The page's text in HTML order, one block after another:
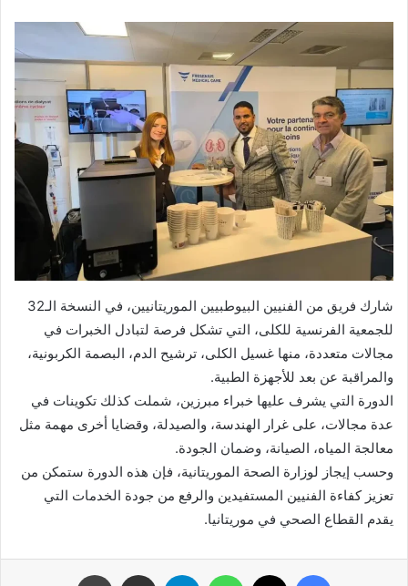
شارك فريق من الفنيين البيوطبيين الموريتانيين، في النسخة الـ32
للجمعية الفرنسية للكلى، التي تشكل فرصة لتبادل الخبرات في
مجالات متعددة، منها غسيل الكلى، ترشيح الدم، البصمة الكربونية،
والمراقبة عن بعد للأجهزة الطبية.
الدورة التي يشرف عليها خبراء مبرزين، شملت كذلك تكوينات في
عدة مجالات، على غرار الهندسة، والصيدلة، وقضايا أخرى مهمة مثل
معالجة المياه، الصيانة، وضمان الجودة.
وحسب إيجاز لوزارة الصحة الموريتانية، فإن هذه الدورة ستمكن من
تعزيز كفاءة الفنيين المستفيدين والرفع من جودة الخدمات التي
يقدم القطاع الصحي في موريتانيا.
فيسبوك واتساب تيلقرام مشاركة عبر البريد